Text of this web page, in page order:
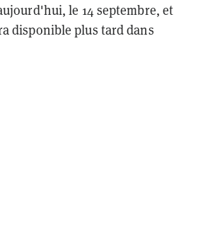
le 14 septembre, et
disponible plus tard dans